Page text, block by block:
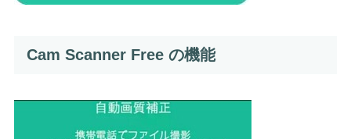
Cam Scanner Free の機能